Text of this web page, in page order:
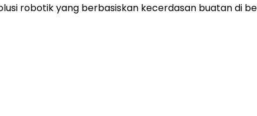
robotik yang berbasiskan kecerdasan buatan di